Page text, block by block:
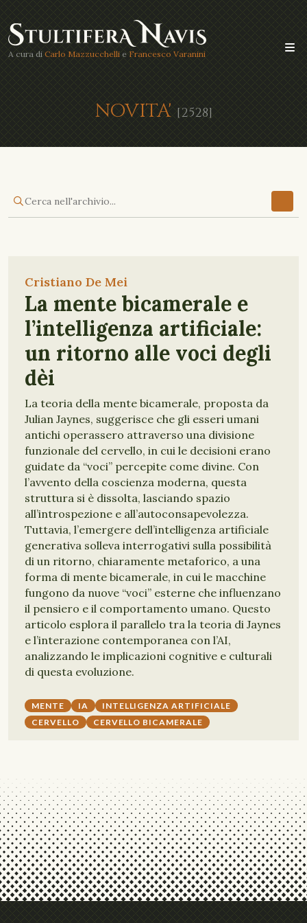
A cura di Carlo Mazzucchelli e Francesco Varanini
NOVITA' [2528]
Cristiano De Mei
La mente bicamerale e
l’intelligenza artificiale:
un ritorno alle voci degli
dèi
La teoria della mente bicamerale, proposta da
Julian Jaynes, suggerisce che gli esseri umani
antichi operassero attraverso una divisione
funzionale del cervello, in cui le decisioni erano
guidate da “voci” percepite come divine. Con
l’avvento della coscienza moderna, questa
struttura si è dissolta, lasciando spazio
all’introspezione e all’autoconsapevolezza.
Tuttavia, l’emergere dell’intelligenza artificiale
generativa solleva interrogativi sulla possibilità
di un ritorno, chiaramente metaforico, a una
forma di mente bicamerale, in cui le macchine
fungono da nuove “voci” esterne che influenzano
il pensiero e il comportamento umano. Questo
articolo esplora il parallelo tra la teoria di Jaynes
e l’interazione contemporanea con l’AI,
analizzando le implicazioni cognitive e culturali
di questa evoluzione.
MENTE IA
INTELLIGENZA ARTIFICIALE
CERVELLO
CERVELLO BICAMERALE